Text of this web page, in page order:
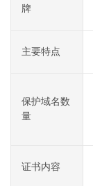
牌
主要特点
保护域名数
量
证书内容